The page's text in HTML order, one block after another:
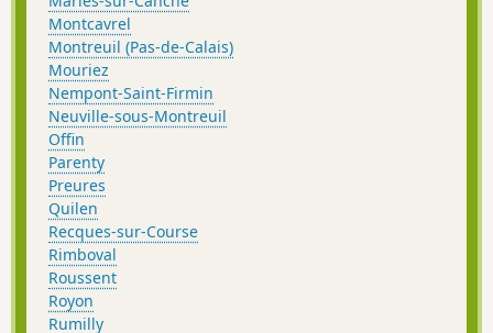
Montcavrel
Montreuil (Pas-de-Calais)
Mouriez
Nempont-Saint-Firmin
Neuville-sous-Montreuil
Offin
Parenty
Preures
Quilen
Recques-sur-Course
Rimboval
Roussent
Royon
Rumilly